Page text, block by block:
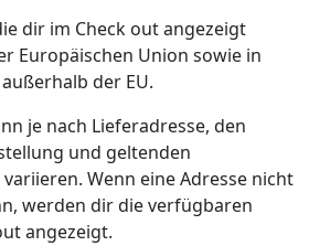
dir im Check out angezeigt
Europäischen Union sowie in
der EU.
je nach Lieferadresse, den
und geltenden
Wenn eine Adresse nicht
werden dir die verfügbaren
angezeigt.